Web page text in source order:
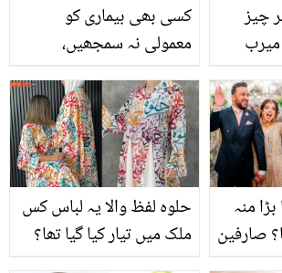
کسی بھی بیماری کو
معمولی نہ سمجھیں،
بڑے مسائل ہو سکتے ہیں
جانیے کیسے ان کے بارے
میں آگاہ ہوں؟
چیز
دیا
حلوہ لفظ والا یہ لباس کس
ملک میں تیار کیا گیا تھا؟
منہ
صارفین